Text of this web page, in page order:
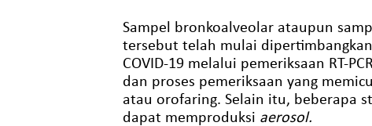
Sampel bronkoalveolar ataupun
tersebut telah mulai
COVID-19 melalui pemeriksaan RT-
dan proses pemeriksaan yang
atau orofaring. Selain itu, beberapa
dapat memproduksi aerosol.